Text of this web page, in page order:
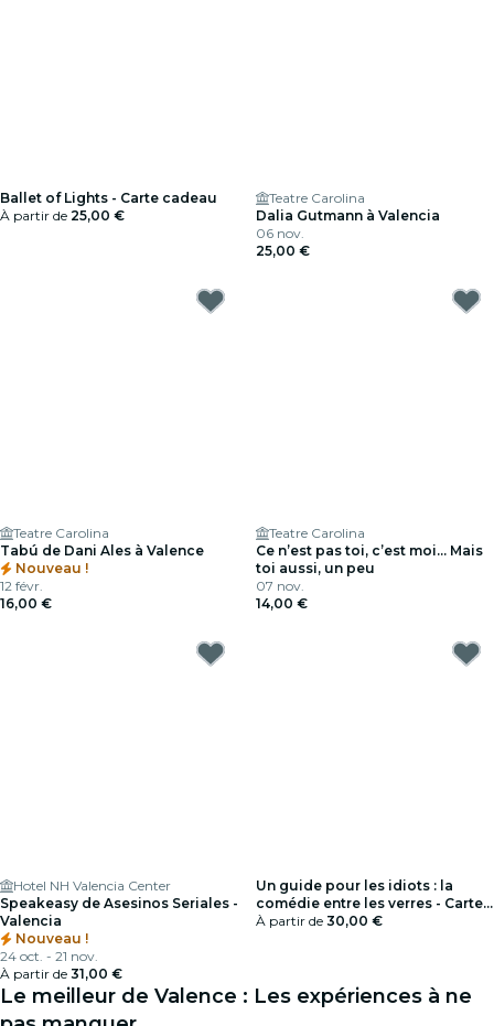
Ballet of Lights - Carte cadeau
À partir de 25,00 €
Teatre Carolina
Dalia Gutmann à Valencia
06 nov.
25,00 €
Teatre Carolina
Tabú de Dani Ales à Valence
Nouveau !
12 févr.
16,00 €
Teatre Carolina
Ce n’est pas toi, c’est moi... Mais
toi aussi, un peu
07 nov.
14,00 €
Hotel NH Valencia Center
Speakeasy de Asesinos Seriales -
Valencia
Nouveau !
24 oct. - 21 nov.
À partir de 31,00 €
Un guide pour les idiots : la
comédie entre les verres - Carte
cadeau
À partir de 30,00 €
Le meilleur de Valence : Les expériences à ne